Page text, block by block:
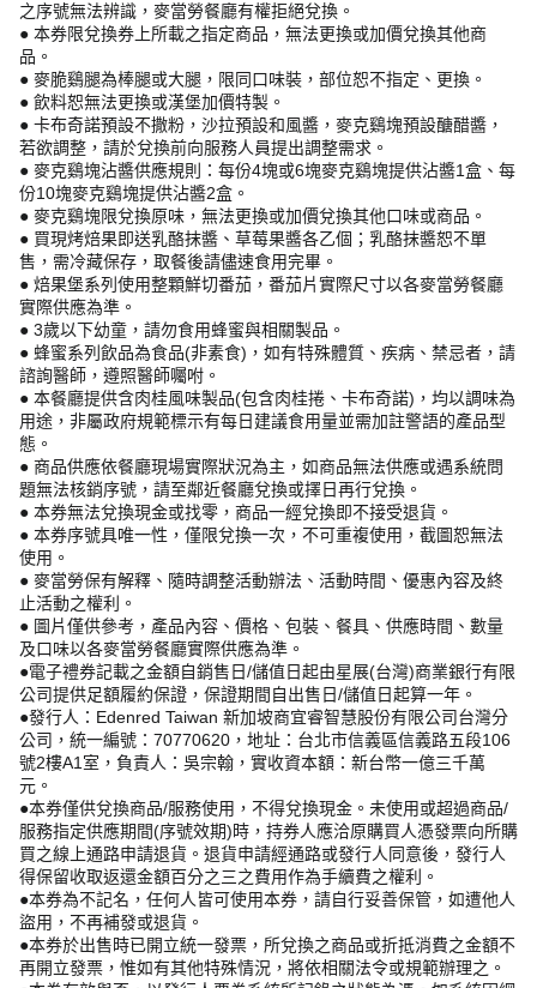
之序號無法辨識，麥當勞餐廳有權拒絕兌換。
● 本券限兌換券上所載之指定商品，無法更換或加價兌換其他商
品。
● 麥脆鷄腿為棒腿或大腿，限同口味裝，部位恕不指定、更換。
● 飲料恕無法更換或漢堡加價特製。
● 卡布奇諾預設不撒粉，沙拉預設和風醬，麥克鷄塊預設醣醋醬，
若欲調整，請於兌換前向服務人員提出調整需求。
● 麥克鷄塊沾醬供應規則：每份4塊或6塊麥克鷄塊提供沾醬1盒、每
份10塊麥克鷄塊提供沾醬2盒。
● 麥克鷄塊限兌換原味，無法更換或加價兌換其他口味或商品。
● 買現烤焙果即送乳酪抹醬、草莓果醬各乙個；乳酪抹醬恕不單
售，需冷藏保存，取餐後請儘速食用完畢。
● 焙果堡系列使用整顆鮮切番茄，番茄片實際尺寸以各麥當勞餐廳
實際供應為準。
● 3歲以下幼童，請勿食用蜂蜜與相關製品。
● 蜂蜜系列飲品為食品(非素食)，如有特殊體質、疾病、禁忌者，請
諮詢醫師，遵照醫師囑咐。
● 本餐廳提供含肉桂風味製品(包含肉桂捲、卡布奇諾)，均以調味為
用途，非屬政府規範標示有每日建議食用量並需加註警語的產品型
態。
● 商品供應依餐廳現場實際狀況為主，如商品無法供應或遇系統問
題無法核銷序號，請至鄰近餐廳兌換或擇日再行兌換。
● 本券無法兌換現金或找零，商品一經兌換即不接受退貨。
● 本券序號具唯一性，僅限兌換一次，不可重複使用，截圖恕無法
使用。
● 麥當勞保有解釋、隨時調整活動辦法、活動時間、優惠內容及終
止活動之權利。
● 圖片僅供參考，產品內容、價格、包裝、餐具、供應時間、數量
及口味以各麥當勞餐廳實際供應為準。
●電子禮券記載之金額自銷售日/儲值日起由星展(台灣)商業銀行有限
公司提供足額履約保證，保證期間自出售日/儲值日起算一年。
●發行人：Edenred Taiwan 新加坡商宜睿智慧股份有限公司台灣分
公司，統一編號：70770620，地址：台北市信義區信義路五段106
號2樓A1室，負責人：吳宗翰，實收資本額：新台幣一億三千萬
元。
●本券僅供兌換商品/服務使用，不得兌換現金。未使用或超過商品/
服務指定供應期間(序號效期)時，持券人應洽原購買人憑發票向所購
買之線上通路申請退貨。退貨申請經通路或發行人同意後，發行人
得保留收取返還金額百分之三之費用作為手續費之權利。
●本券為不記名，任何人皆可使用本券，請自行妥善保管，如遭他人
盜用，不再補發或退貨。
●本券於出售時已開立統一發票，所兌換之商品或折抵消費之金額不
再開立發票，惟如有其他特殊情況，將依相關法令或規範辦理之。